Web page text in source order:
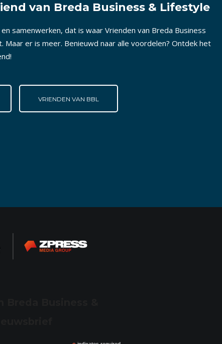
van Breda Business & Lifestyle
samenwerken, dat is waar Vrienden van Breda Business
Maar er is meer. Benieuwd naar alle voordelen? Ontdek het
VRIENDEN VAN BBL